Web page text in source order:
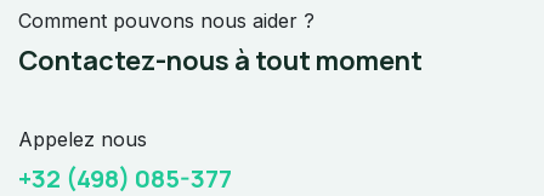
Comment pouvons nous aider ?
Contactez-nous à tout moment
Appelez nous
+32 (498) 085-377